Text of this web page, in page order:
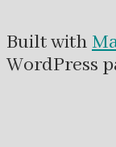
Built with
WordPress